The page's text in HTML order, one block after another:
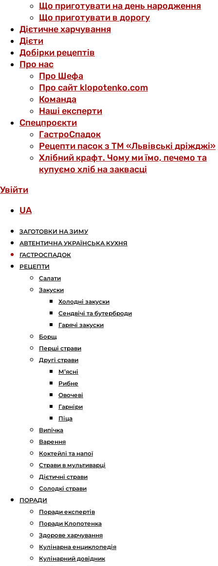
Що приготувати на день народження
Що приготувати в дорогу
Дієтичне харчування
Дієти
Добірки рецептів
Про нас
Про Шефа
Про сайт klopotenko.com
Команда
Наші експерти
Спецпроєкти
ГастроСпадок
Рецепти пасок з ТМ «Львівські дріжджі»
Хлібний крафт. Чому ми їмо, печемо та
купуємо хліб на заквасці
Увійти
UA
ЗАГОТОВКИ НА ЗИМУ
АВТЕНТИЧНА УКРАЇНСЬКА КУХНЯ
ГАСТРОСПАДОК
РЕЦЕПТИ
Салати
Закуски
Холодні закуски
Сендвічі та бутерброди
Гарячі закуски
Борщ
Перші страви
Другі страви
М’ясні
Рибне
Овочеві
Гарніри
Піца
Випічка
Варення
Коктейлі та напої
Страви в мультиварці
Дієтичні страви
Солодкі страви
ПОРАДИ
Поради експертів
Поради Клопотенка
Здорове харчування
Кулінарна енциклопедія
Кулінарний довідник